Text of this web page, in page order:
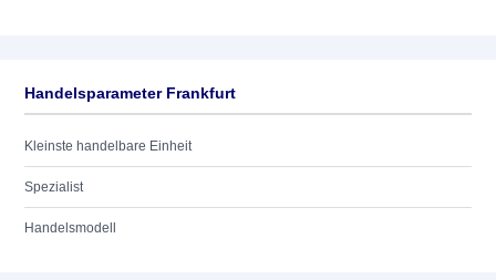
Handelsparameter Frankfurt
Kleinste handelbare Einheit
Spezialist
Handelsmodell